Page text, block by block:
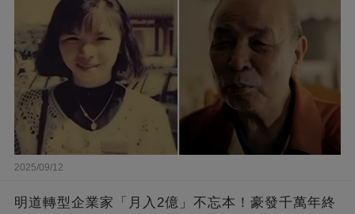
2025/09/12
明道轉型企業家「月入2億」不忘本！豪發千萬年終